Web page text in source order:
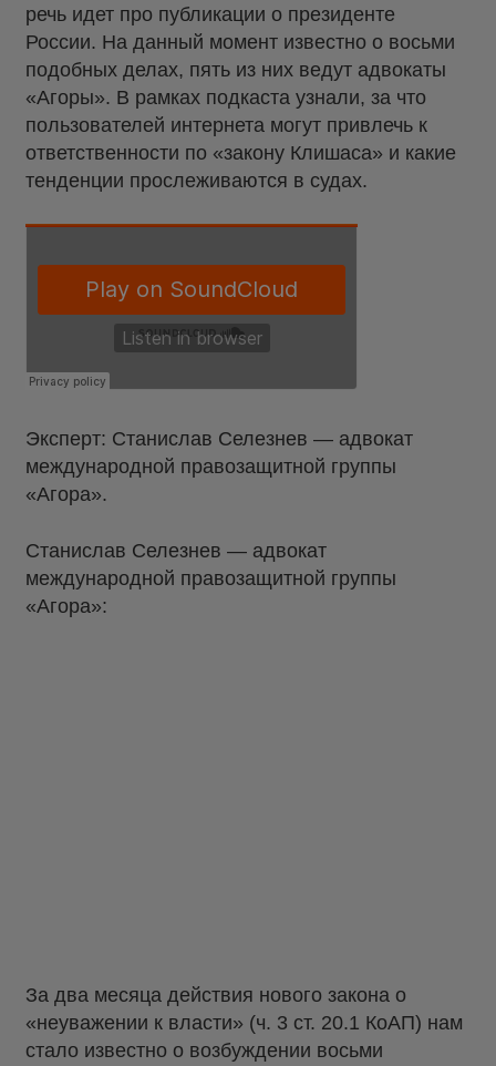
речь идет про публикации о президенте
России. На данный момент известно о восьми
подобных делах, пять из них ведут адвокаты
«Агоры». В рамках подкаста узнали, за что
пользователей интернета могут привлечь к
ответственности по «закону Клишаса» и какие
тенденции прослеживаются в судах.
Эксперт: Станислав Селезнев — адвокат
международной правозащитной группы
«Агора».
Станислав Селезнев — адвокат
международной правозащитной группы
«Агора»:
За два месяца действия нового закона о
«неуважении к власти» (ч. 3 ст. 20.1 КоАП) нам
стало известно о возбуждении восьми